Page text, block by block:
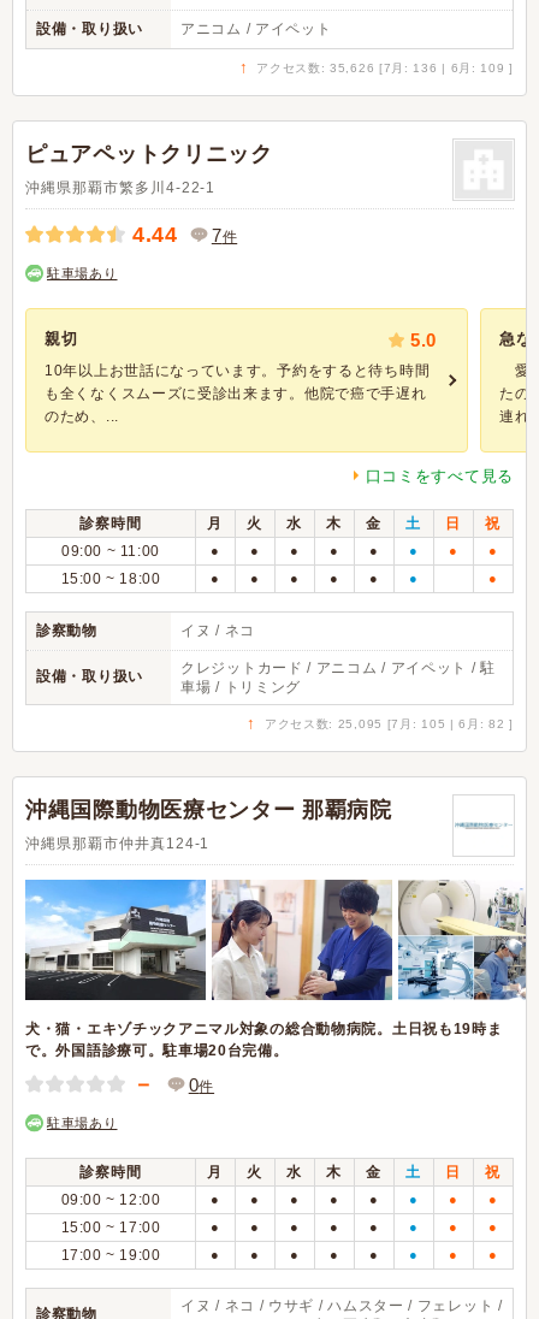
設備・取り扱い アニコム / アイペット
↑ アクセス数: 35,626 [7月: 136 | 6月: 109 ]
ピュアペットクリニック
沖縄県那覇市繁多川4-22-1
4.44 7件
駐車場あり
親切 5.0
10年以上お世話になっています。予約をすると待ち時間
も全くなくスムーズに受診出来ます。他院で癌で手遅れ
のため、...
急な
愛
たの
連れ
口コミをすべて見る
診察時間 月 火 水 木 金 土 日
祝
09:00 ~ 11:00
● ● ● ● ● ● ● ●
15:00 ~ 18:00 ● ● ● ● ● ● ●
診察動物 イヌ / ネコ
設備・取り扱い
クレジットカード / アニコム / アイペット / 駐
車場 / トリミング
↑ アクセス数: 25,095 [7月: 105 | 6月: 82 ]
沖縄国際動物医療センター 那覇病院
沖縄県那覇市仲井真124-1
犬・猫・エキゾチックアニマル対象の総合動物病院。土日祝も19時ま
で。外国語診療可。駐車場20台完備。
－ 0件
駐車場あり
診察時間 月 火 水 木 金 土 日
祝
09:00 ~ 12:00
● ● ● ● ● ● ● ●
15:00 ~ 17:00 ● ● ● ● ● ● ● ●
17:00 ~ 19:00 ● ● ● ● ● ● ● ●
診察動物
イヌ / ネコ / ウサギ / ハムスター / フェレット /